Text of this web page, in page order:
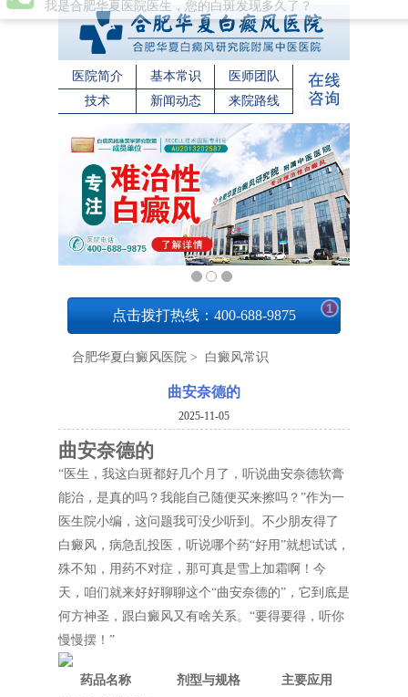
医院简介 基本常识
医师团队
技术
新闻动态 来院路线
点击拨打热线：400-688-9875 1
合肥华夏白癜风医院 > 白癜风常识
曲安奈德的
2025-11-05
曲安奈德的
“医生，我这白斑都好几个月了，听说曲安奈德软膏
能治，是真的吗？我能自己随便买来擦吗？”作为一
医生院小编，这问题我可没少听到。不少朋友得了
白癜风，病急乱投医，听说哪个药“好用”就想试试，
殊不知，用药不对症，那可真是雪上加霜啊！今
天，咱们就来好好聊聊这个“曲安奈德的”，它到底是
何方神圣，跟白癜风又有啥关系。“要得要得，听你
慢慢摆！”
药品名称 剂型与规格
主要应用